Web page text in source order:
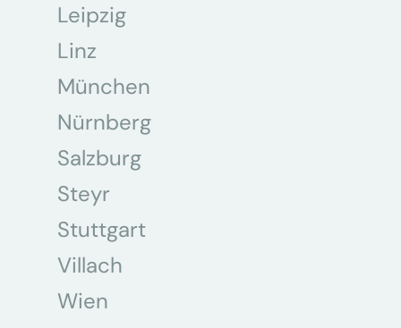
Leipzig
Linz
München
Nürnberg
Salzburg
Steyr
Stuttgart
Villach
Wien